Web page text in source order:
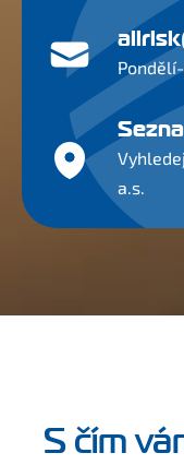
a.s.
S čím